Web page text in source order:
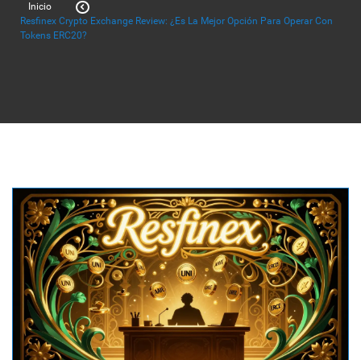
Inicio
Resfinex Crypto Exchange Review: ¿Es La Mejor Opción Para Operar Con
Tokens ERC20?